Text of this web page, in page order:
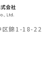
錦1-18-22